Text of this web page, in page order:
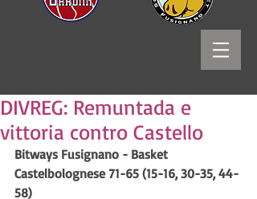
DIVREG: Remuntada e
vittoria contro Castello
Bitways Fusignano - Basket
Castelbolognese 71-65 (15-16, 30-35, 44-
58)